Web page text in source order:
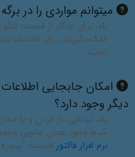
میتوانم مواردی را در
بله، برای اینکار از قسمت
کمک بگیرید، برای اطلاعات
نمایید
امکان جابجایی
دیگر وجود دارد؟
بله، توانایی باز کردن و یا
شرط وجود همان عناوین وجود
نرم افزار فاکتور قسمت "پنجره